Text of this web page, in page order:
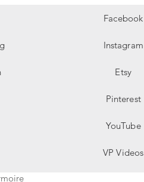
Facebook
Instagram
Etsy
Pinterest
YouTube
VP Videos